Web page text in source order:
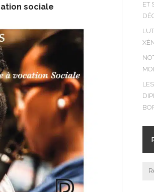
sociale
ET